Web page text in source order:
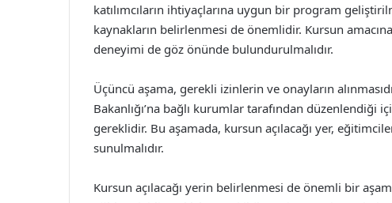
katılımcıların ihtiyaçlarına uygun bir program
kaynakların belirlenmesi de önemlidir. Kursun
deneyimi de göz önünde bulundurulmalıdır.
Üçüncü aşama, gerekli izinlerin ve onayların
Bakanlığı’na bağlı kurumlar tarafından
gereklidir. Bu aşamada, kursun açılacağı yer,
sunulmalıdır.
Kursun açılacağı yerin belirlenmesi de önemli bir